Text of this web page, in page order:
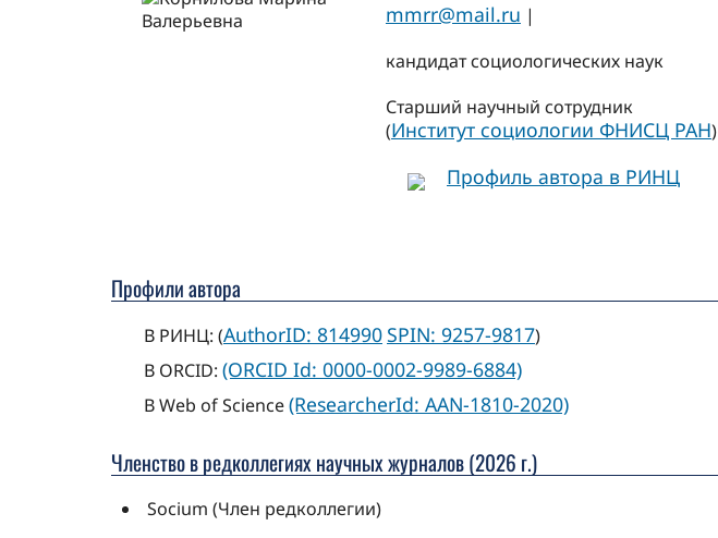
mmrr@mail.ru |
кандидат социологических наук
Старший научный сотрудник
(Институт социологии ФНИСЦ РАН)
Профиль автора в РИНЦ
Профили автора
В РИНЦ: (AuthorID: 814990 SPIN: 9257-9817)
В ORCID: (ORCID Id: 0000-0002-9989-6884)
В Web of Science(ResearcherId: AAN-1810-2020)
Членство в редколлегиях научных журналов (2026 г.)
Socium (Член редколлегии)